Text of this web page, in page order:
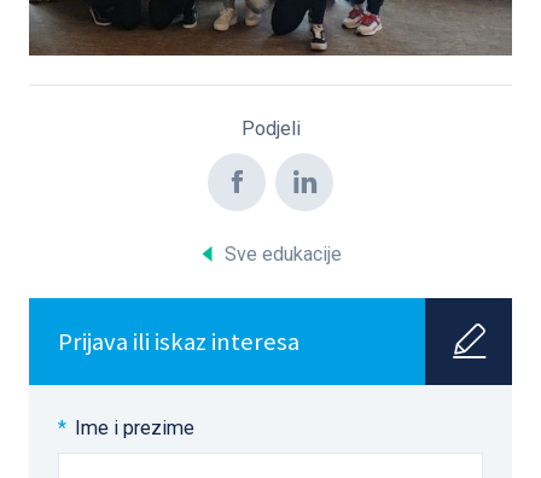
Podjeli
Sve edukacije
Prijava ili iskaz interesa
Ime i prezime